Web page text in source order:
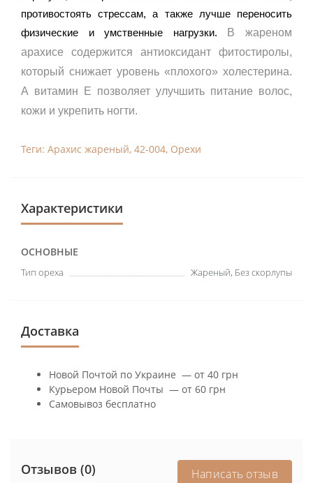
противостоять стрессам, а также лучше переносить
физические и умственные нагрузки.
В жареном
арахисе содержится антиоксидант фитостиролы,
который снижает уровень «плохого» холестерина.
А витамин E позволяет улучшить питание волос,
кожи и укрепить ногти.
Теги: Арахис жареный, 42-004, Орехи
Характеристики
ОСНОВНЫЕ
Тип ореха Жареный, Без скорлупы
Доставка
Новой Почтой по Украине — от 40 грн
Курьером Новой Почты — от 60 грн
Самовывоз бесплатно
Отзывов (0) Написать отзыв